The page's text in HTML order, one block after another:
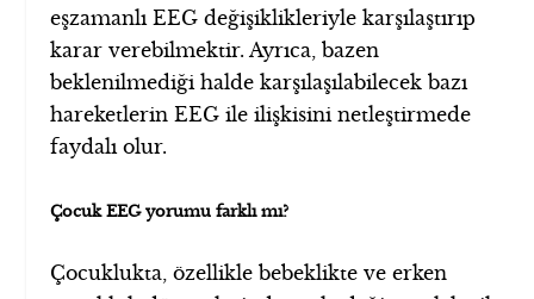
eşzamanlı EEG değişiklikleriyle karşılaştırıp
karar verebilmektir. Ayrıca, bazen
beklenilmediği halde karşılaşılabilecek bazı
hareketlerin EEG ile ilişkisini netleştirmede
faydalı olur.
Çocuk EEG yorumu farklı mı?
Çocuklukta, özellikle bebeklikte ve erken